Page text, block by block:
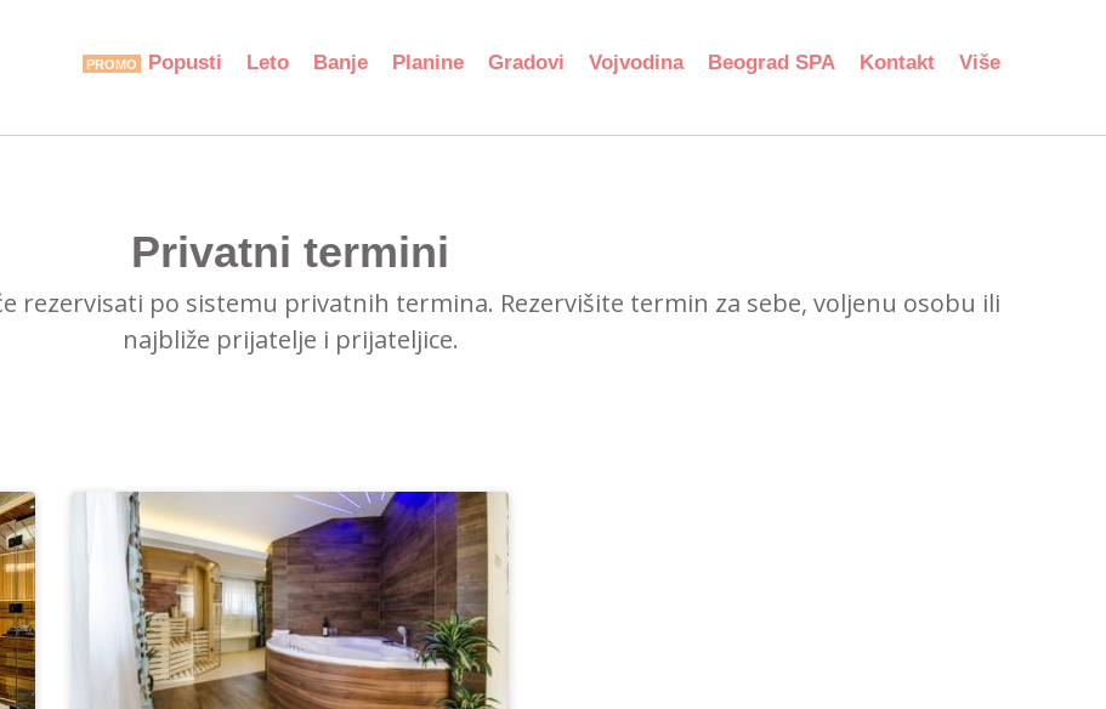
Popusti Leto Banje Planine Gradovi Vojvodina Beograd SPA Kontakt Više
Privatni termini
rezervisati po sistemu privatnih termina. Rezervišite termin za sebe, voljenu osobu ili
najbliže prijatelje i prijateljice.